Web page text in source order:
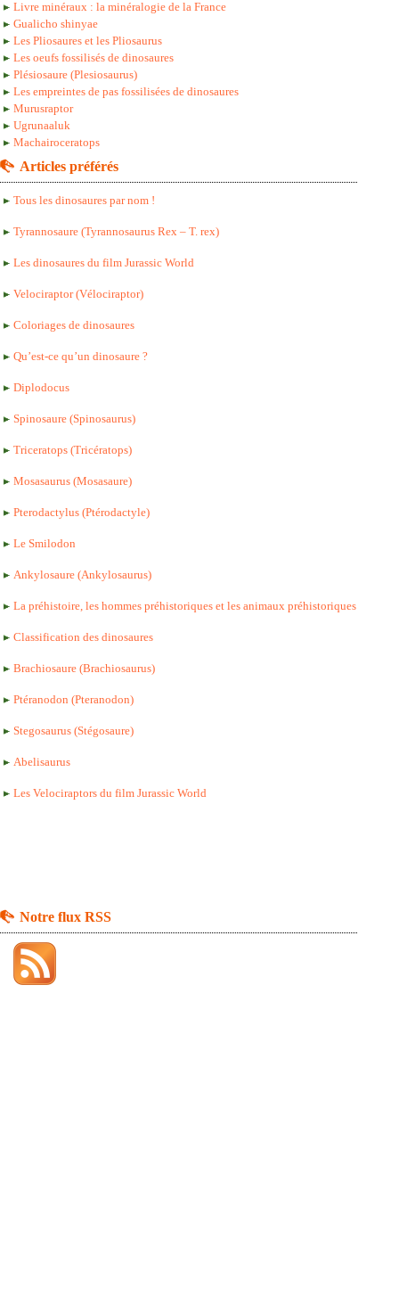
Livre minéraux : la minéralogie de la France
Gualicho shinyae
Les Pliosaures et les Pliosaurus
Les oeufs fossilisés de dinosaures
Plésiosaure (Plesiosaurus)
Les empreintes de pas fossilisées de dinosaures
Murusraptor
Ugrunaaluk
Machairoceratops
Articles préférés
Tous les dinosaures par nom !
Tyrannosaure (Tyrannosaurus Rex – T. rex)
Les dinosaures du film Jurassic World
Velociraptor (Vélociraptor)
Coloriages de dinosaures
Qu’est-ce qu’un dinosaure ?
Diplodocus
Spinosaure (Spinosaurus)
Triceratops (Tricératops)
Mosasaurus (Mosasaure)
Pterodactylus (Ptérodactyle)
Le Smilodon
Ankylosaure (Ankylosaurus)
La préhistoire, les hommes préhistoriques et les animaux préhistoriques
Classification des dinosaures
Brachiosaure (Brachiosaurus)
Ptéranodon (Pteranodon)
Stegosaurus (Stégosaure)
Abelisaurus
Les Velociraptors du film Jurassic World
Notre flux RSS